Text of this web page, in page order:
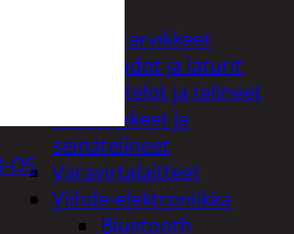
Puhelintarvikkeet
Johdot ja laturit
Kotelot ja telineet
Tv-tarvikkeet ja
seinätelineet
Varavirtalaitteet
Viihde-elektroniikka
Bluetooth
OS